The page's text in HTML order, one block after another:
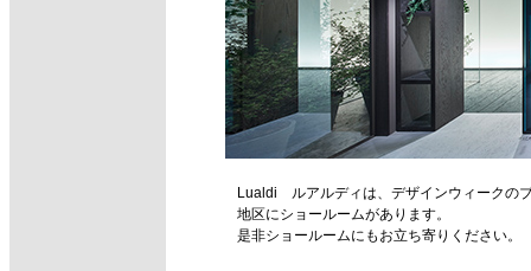
Lualdi ルアルディは、デザインウィークの
地区にショールームがあります。
是非ショールームにもお立ち寄りください。